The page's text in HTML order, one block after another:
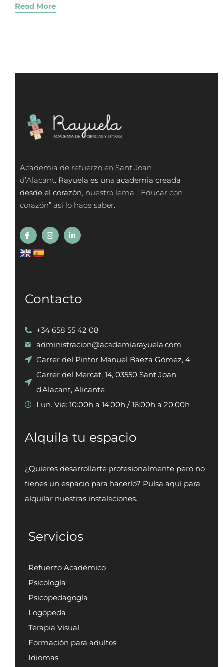
Read More
Academia de refuerzo en Sant Joan
d’Alacant. Rayuela es una academia creada
desde el corazón, nuestro lema “ Educar con
corazón” así lo hace saber.
Contacto
+34 658 55 42 08
administracion@academiarayuela.com
Carrer del Pintor Manuel Baeza Gómez, 4
Carrer del Mercat, 14, 03550 Sant Joan
d'Alacant, Alicante
Lun. Vie: 10:00h a 14:00h / 16:00h a 20:00h
Alquila tu espacio
¿Quieres desarrollarte profesionalmente pero no
tienes un espacio para hacerlo? Pulsa aquí para
alquilar nuestras instalaciones.
Servicios
Refuerzo Académico
Psicología
Psicopedagogía
Logopeda
Terapia Visual
Formación para adultos
Idiomas